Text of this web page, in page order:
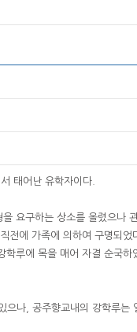
태어난 유학자이다.
요구하는 상소를 올렸으나
전에 가족에 의하여 구명되
루에 목을 매어 자결 순국
나, 공주향교내의 강학루는